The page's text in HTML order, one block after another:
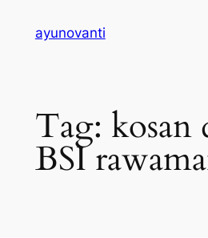
ayunovanti
Tag: kosan
BSI